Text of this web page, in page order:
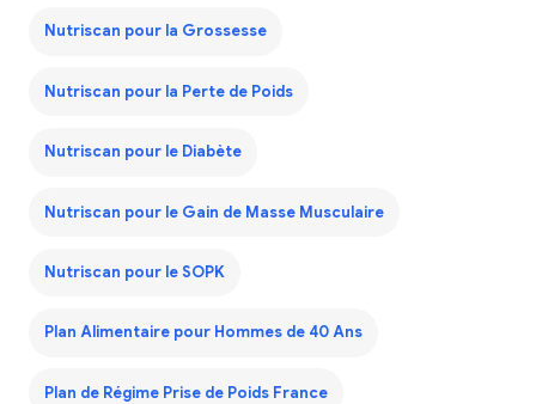
Nutriscan pour la Grossesse
Nutriscan pour la Perte de Poids
Nutriscan pour le Diabète
Nutriscan pour le Gain de Masse Musculaire
Nutriscan pour le SOPK
Plan Alimentaire pour Hommes de 40 Ans
Plan de Régime Prise de Poids France